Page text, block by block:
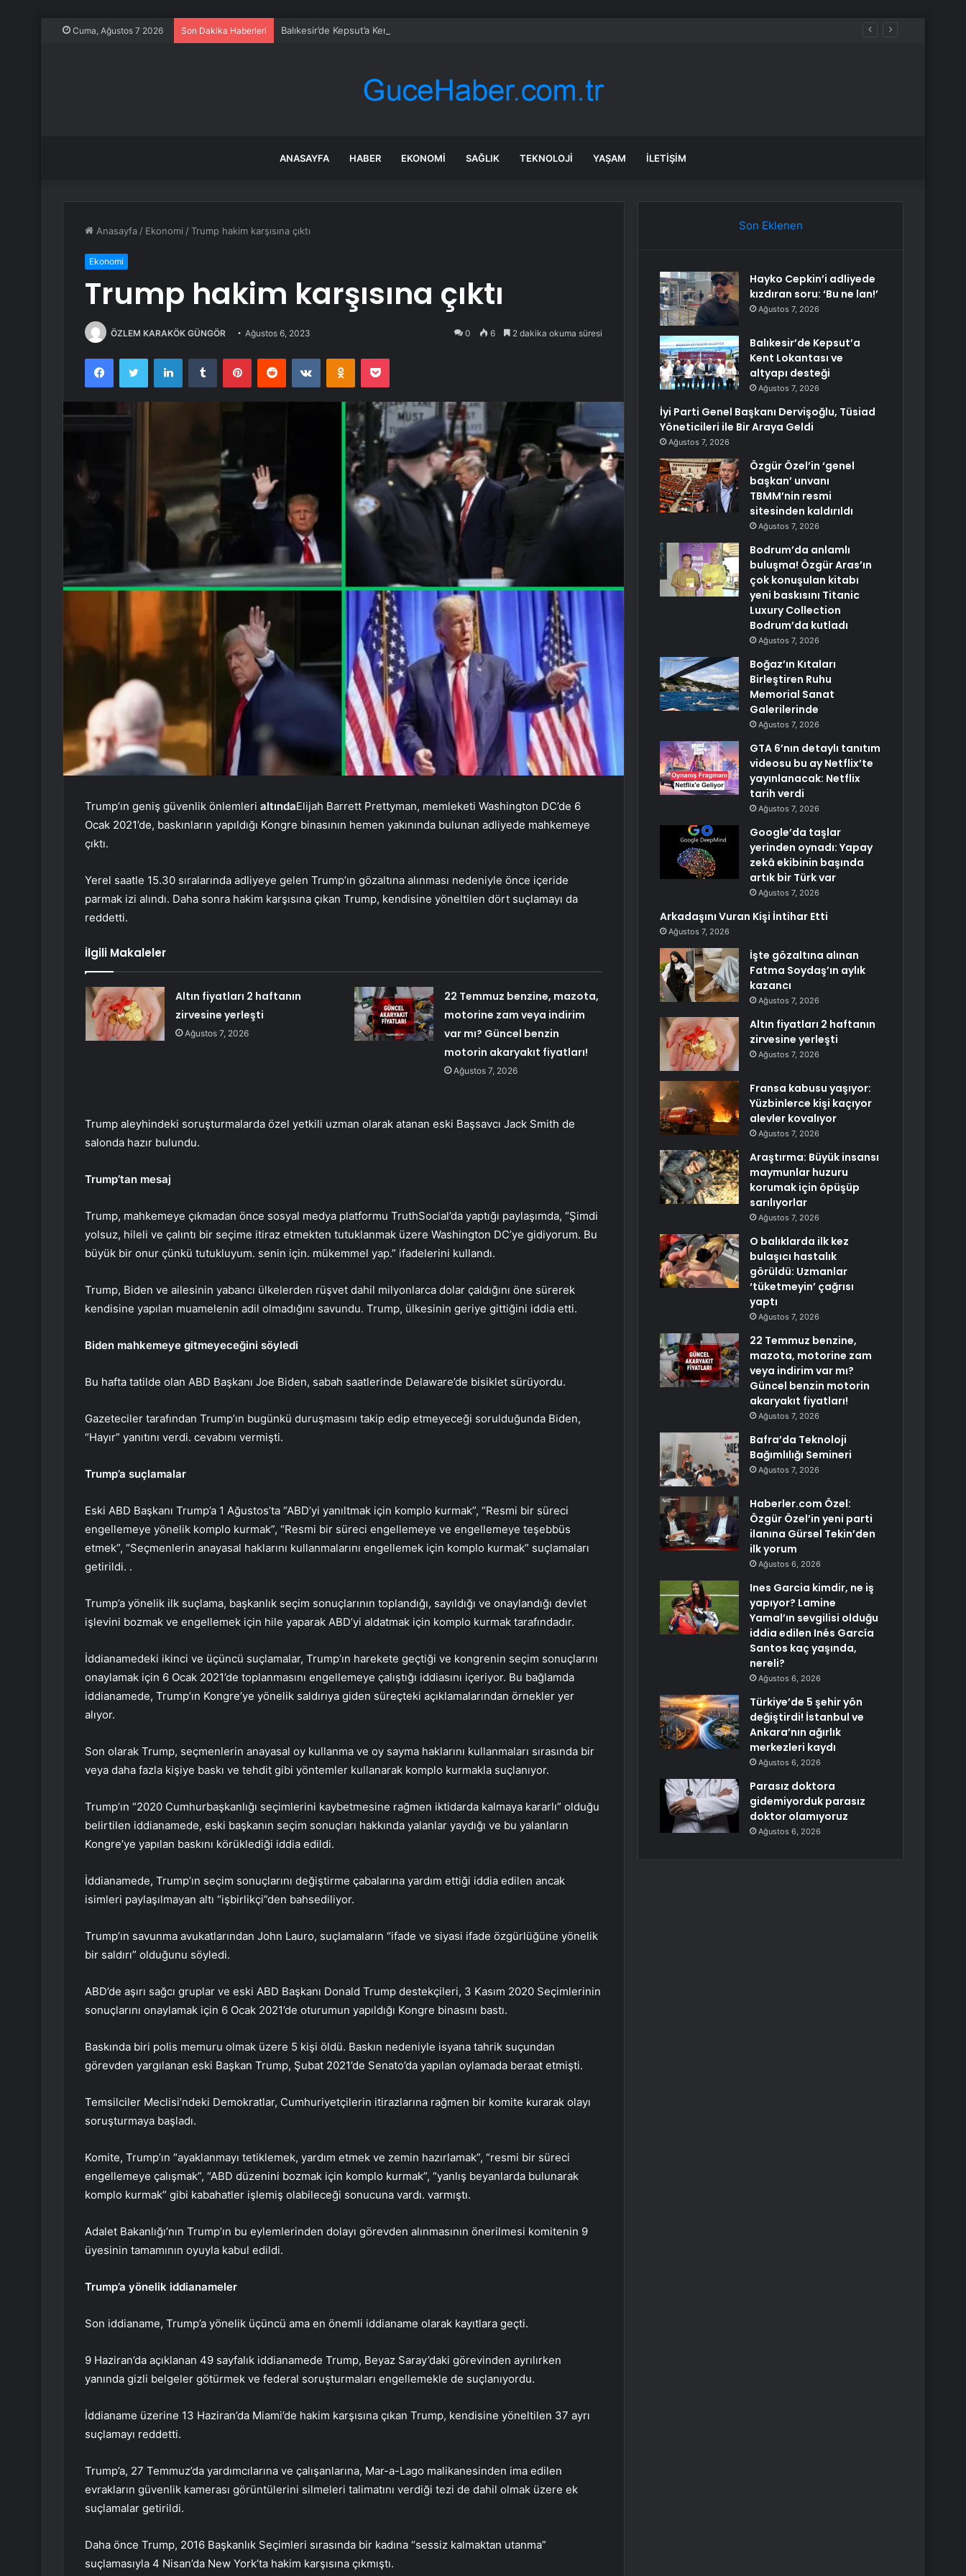
Cuma, Ağustos 7 2026 Son Dakika Haberleri Balıkesir’de Kepsut’a Kent Lokantası ve altyapı desteği
ANASAYFA HABER EKONOMI SAĞLIK TEKNOLOJI YAŞAM İLETIŞIM
Anasayfa / Ekonomi /Trump hakim karşısına çıktı
Ekonomi
Trump hakim karşısına çıktı
ÖZLEM KARAKÖK GÜNGÖR Ağustos 6, 2023 0 6 2 dakika okuma süresi
FacebookTwitter LinkedInTumblr PinterestReddit VKontakteOdnoklassniki
Pocket
Trump’ın geniş güvenlik önlemleri altındaElijah Barrett Prettyman, memleketi Washington DC’de 6
Ocak 2021’de, baskınların yapıldığı Kongre binasının hemen yakınında bulunan adliyede mahkemeye
çıktı.
Yerel saatle 15.30 sıralarında adliyeye gelen Trump’ın gözaltına alınması nedeniyle önce içeride
parmak izi alındı. Daha sonra hakim karşısına çıkan Trump, kendisine yöneltilen dört suçlamayı da
reddetti.
İlgili Makaleler
Altın fiyatları 2 haftanın
zirvesine yerleşti
Ağustos 7, 2026
22 Temmuz benzine, mazota,
motorine zam veya indirim
var mı? Güncel benzin
motorin akaryakıt fiyatları!
Ağustos 7, 2026
Trump aleyhindeki soruşturmalarda özel yetkili uzman olarak atanan eski Başsavcı Jack Smith de
salonda hazır bulundu.
Trump’tan mesaj
Trump, mahkemeye çıkmadan önce sosyal medya platformu TruthSocial’da yaptığı paylaşımda, “Şimdi
yolsuz, hileli ve çalıntı bir seçime itiraz etmekten tutuklanmak üzere Washington DC’ye gidiyorum. Bu
büyük bir onur çünkü tutukluyum. senin için. mükemmel yap.” ifadelerini kullandı.
Trump, Biden ve ailesinin yabancı ülkelerden rüşvet dahil milyonlarca dolar çaldığını öne sürerek
kendisine yapılan muamelenin adil olmadığını savundu. Trump, ülkesinin geriye gittiğini iddia etti.
Biden mahkemeye gitmeyeceğini söyledi
Bu hafta tatilde olan ABD Başkanı Joe Biden, sabah saatlerinde Delaware’de bisiklet sürüyordu.
Gazeteciler tarafından Trump’ın bugünkü duruşmasını takip edip etmeyeceği sorulduğunda Biden,
“Hayır” yanıtını verdi. cevabını vermişti.
Trump’a suçlamalar
Eski ABD Başkanı Trump’a 1 Ağustos’ta “ABD’yi yanıltmak için komplo kurmak”, “Resmi bir süreci
engellemeye yönelik komplo kurmak”, “Resmi bir süreci engellemeye ve engellemeye teşebbüs
etmek”, “Seçmenlerin anayasal haklarını kullanmalarını engellemek için komplo kurmak” suçlamaları
getirildi. .
Trump’a yönelik ilk suçlama, başkanlık seçim sonuçlarının toplandığı, sayıldığı ve onaylandığı devlet
işlevini bozmak ve engellemek için hile yaparak ABD’yi aldatmak için komplo kurmak tarafındadır.
İddianamedeki ikinci ve üçüncü suçlamalar, Trump’ın harekete geçtiği ve kongrenin seçim sonuçlarını
onaylamak için 6 Ocak 2021’de toplanmasını engellemeye çalıştığı iddiasını içeriyor. Bu bağlamda
iddianamede, Trump’ın Kongre’ye yönelik saldırıya giden süreçteki açıklamalarından örnekler yer
alıyor.
Son olarak Trump, seçmenlerin anayasal oy kullanma ve oy sayma haklarını kullanmaları sırasında bir
veya daha fazla kişiye baskı ve tehdit gibi yöntemler kullanarak komplo kurmakla suçlanıyor.
Trump’ın “2020 Cumhurbaşkanlığı seçimlerini kaybetmesine rağmen iktidarda kalmaya kararlı” olduğu
belirtilen iddianamede, eski başkanın seçim sonuçları hakkında yalanlar yaydığı ve bu yalanların
Kongre’ye yapılan baskını körüklediği iddia edildi.
İddianamede, Trump’ın seçim sonuçlarını değiştirme çabalarına yardım ettiği iddia edilen ancak
isimleri paylaşılmayan altı “işbirlikçi”den bahsediliyor.
Trump’ın savunma avukatlarından John Lauro, suçlamaların “ifade ve siyasi ifade özgürlüğüne yönelik
bir saldırı” olduğunu söyledi.
ABD’de aşırı sağcı gruplar ve eski ABD Başkanı Donald Trump destekçileri, 3 Kasım 2020 Seçimlerinin
sonuçlarını onaylamak için 6 Ocak 2021’de oturumun yapıldığı Kongre binasını bastı.
Baskında biri polis memuru olmak üzere 5 kişi öldü. Baskın nedeniyle isyana tahrik suçundan
görevden yargılanan eski Başkan Trump, Şubat 2021’de Senato’da yapılan oylamada beraat etmişti.
Temsilciler Meclisi’ndeki Demokratlar, Cumhuriyetçilerin itirazlarına rağmen bir komite kurarak olayı
soruşturmaya başladı.
Komite, Trump’ın “ayaklanmayı tetiklemek, yardım etmek ve zemin hazırlamak”, “resmi bir süreci
engellemeye çalışmak”, “ABD düzenini bozmak için komplo kurmak”, “yanlış beyanlarda bulunarak
komplo kurmak” gibi kabahatler işlemiş olabileceği sonucuna vardı. varmıştı.
Adalet Bakanlığı’nın Trump’ın bu eylemlerinden dolayı görevden alınmasının önerilmesi komitenin 9
üyesinin tamamının oyuyla kabul edildi.
Trump’a yönelik iddianameler
Son iddianame, Trump’a yönelik üçüncü ama en önemli iddianame olarak kayıtlara geçti.
9 Haziran’da açıklanan 49 sayfalık iddianamede Trump, Beyaz Saray’daki görevinden ayrılırken
yanında gizli belgeler götürmek ve federal soruşturmaları engellemekle de suçlanıyordu.
İddianame üzerine 13 Haziran’da Miami’de hakim karşısına çıkan Trump, kendisine yöneltilen 37 ayrı
suçlamayı reddetti.
Trump’a, 27 Temmuz’da yardımcılarına ve çalışanlarına, Mar-a-Lago malikanesinden ima edilen
evrakların güvenlik kamerası görüntülerini silmeleri talimatını verdiği tezi de dahil olmak üzere ek
suçlamalar getirildi.
Daha önce Trump, 2016 Başkanlık Seçimleri sırasında bir kadına “sessiz kalmaktan utanma”
suçlamasıyla 4 Nisan’da New York’ta hakim karşısına çıkmıştı.
Son Eklenen
Hayko Cepkin’i adliyede
kızdıran soru: ‘Bu ne lan!’
Ağustos 7, 2026
Balıkesir’de Kepsut’a
Kent Lokantası ve
altyapı desteği
Ağustos 7, 2026
İyi Parti Genel Başkanı Dervişoğlu, Tüsiad
Yöneticileri ile Bir Araya Geldi
Ağustos 7, 2026
Özgür Özel’in ‘genel
başkan’ unvanı
TBMM’nin resmi
sitesinden kaldırıldı
Ağustos 7, 2026
Bodrum’da anlamlı
buluşma! Özgür Aras’ın
çok konuşulan kitabı
yeni baskısını Titanic
Luxury Collection
Bodrum’da kutladı
Ağustos 7, 2026
Boğaz’ın Kıtaları
Birleştiren Ruhu
Memorial Sanat
Galerilerinde
Ağustos 7, 2026
GTA 6’nın detaylı tanıtım
videosu bu ay Netflix’te
yayınlanacak: Netflix
tarih verdi
Ağustos 7, 2026
Google’da taşlar
yerinden oynadı: Yapay
zekâ ekibinin başında
artık bir Türk var
Ağustos 7, 2026
Arkadaşını Vuran Kişi İntihar Etti
Ağustos 7, 2026
İşte gözaltına alınan
Fatma Soydaş’ın aylık
kazancı
Ağustos 7, 2026
Altın fiyatları 2 haftanın
zirvesine yerleşti
Ağustos 7, 2026
Fransa kabusu yaşıyor:
Yüzbinlerce kişi kaçıyor
alevler kovalıyor
Ağustos 7, 2026
Araştırma: Büyük insansı
maymunlar huzuru
korumak için öpüşüp
sarılıyorlar
Ağustos 7, 2026
O balıklarda ilk kez
bulaşıcı hastalık
görüldü: Uzmanlar
‘tüketmeyin’ çağrısı
yaptı
Ağustos 7, 2026
22 Temmuz benzine,
mazota, motorine zam
veya indirim var mı?
Güncel benzin motorin
akaryakıt fiyatları!
Ağustos 7, 2026
Bafra’da Teknoloji
Bağımlılığı Semineri
Ağustos 7, 2026
Haberler.com Özel:
Özgür Özel’in yeni parti
ilanına Gürsel Tekin’den
ilk yorum
Ağustos 6, 2026
Ines Garcia kimdir, ne iş
yapıyor? Lamine
Yamal’ın sevgilisi olduğu
iddia edilen Inés García
Santos kaç yaşında,
nereli?
Ağustos 6, 2026
Türkiye’de 5 şehir yön
değiştirdi! İstanbul ve
Ankara’nın ağırlık
merkezleri kaydı
Ağustos 6, 2026
Parasız doktora
gidemiyorduk parasız
doktor olamıyoruz
Ağustos 6, 2026